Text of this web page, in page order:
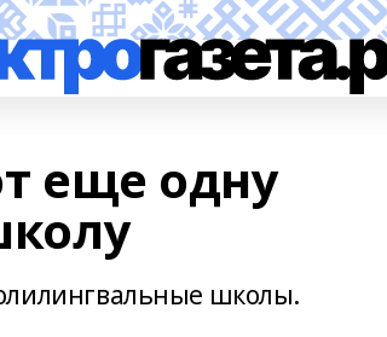
еще одну
школы.